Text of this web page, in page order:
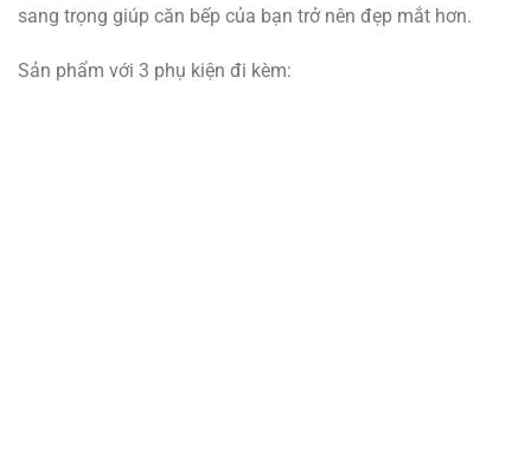
sang trọng giúp căn bếp của bạn trở nên đẹp mắt hơn.
Sản phẩm với 3 phụ kiện đi kèm: